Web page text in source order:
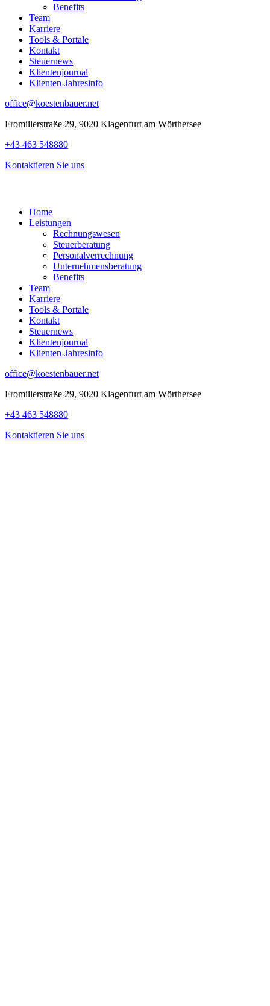
Benefits
Team
Karriere
Tools & Portale
Kontakt
Steuernews
Klientenjournal
Klienten-Jahresinfo
office@koestenbauer.net
Fromillerstraße 29, 9020 Klagenfurt am Wörthersee
+43 463 548880
Kontaktieren Sie uns
Home
Leistungen
Rechnungswesen
Steuerberatung
Personalverrechnung
Unternehmensberatung
Benefits
Team
Karriere
Tools & Portale
Kontakt
Steuernews
Klientenjournal
Klienten-Jahresinfo
office@koestenbauer.net
Fromillerstraße 29, 9020 Klagenfurt am Wörthersee
+43 463 548880
Kontaktieren Sie uns